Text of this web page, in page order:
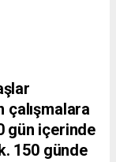
çalışmalara
gün içerinde
150 günde